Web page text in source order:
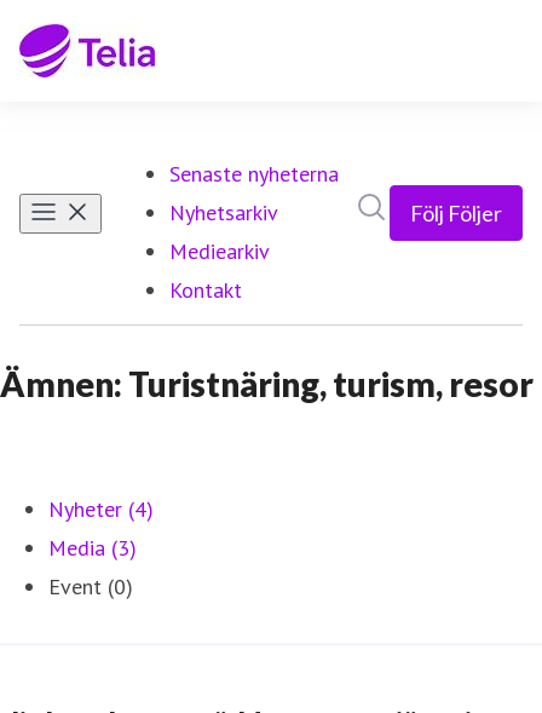
Senaste nyheterna
Nyhetsarkiv
Mediearkiv
Kontakt
Följ Följer
Ämnen: Turistnäring, turism, resor
Nyheter (4)
Media (3)
Event (0)